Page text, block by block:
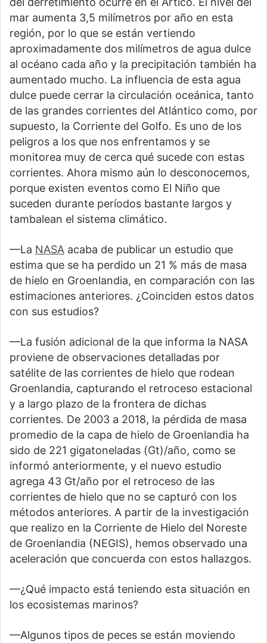
mar aumenta 3,5 milímetros por año en esta
región, por lo que se están vertiendo
aproximadamente dos milímetros de agua dulce
al océano cada año y la precipitación también ha
aumentado mucho. La influencia de esta agua
dulce puede cerrar la circulación oceánica, tanto
de las grandes corrientes del Atlántico como, por
supuesto, la Corriente del Golfo. Es uno de los
peligros a los que nos enfrentamos y se
monitorea muy de cerca qué sucede con estas
corrientes. Ahora mismo aún lo desconocemos,
porque existen eventos como El Niño que
suceden durante períodos bastante largos y
tambalean el sistema climático.
—La NASA acaba de publicar un estudio que
estima que se ha perdido un 21 % más de masa
de hielo en Groenlandia, en comparación con las
estimaciones anteriores. ¿Coinciden estos datos
con sus estudios?
—La fusión adicional de la que informa la NASA
proviene de observaciones detalladas por
satélite de las corrientes de hielo que rodean
Groenlandia, capturando el retroceso estacional
y a largo plazo de la frontera de dichas
corrientes. De 2003 a 2018, la pérdida de masa
promedio de la capa de hielo de Groenlandia ha
sido de 221 gigatoneladas (Gt)/año, como se
informó anteriormente, y el nuevo estudio
agrega 43 Gt/año por el retroceso de las
corrientes de hielo que no se capturó con los
métodos anteriores. A partir de la investigación
que realizo en la Corriente de Hielo del Noreste
de Groenlandia (NEGIS), hemos observado una
aceleración que concuerda con estos hallazgos.
—¿Qué impacto está teniendo esta situación en
los ecosistemas marinos?
—Algunos tipos de peces se están moviendo